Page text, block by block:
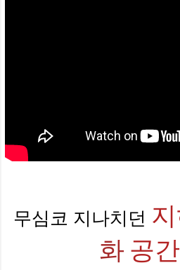
무심코 지나치던
화 공간